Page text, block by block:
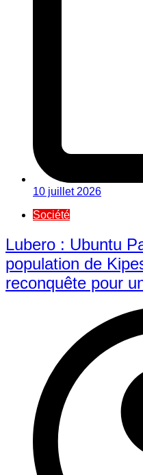
10 juillet 2026
Société
Lubero : Ubuntu
population de
reconquête pour